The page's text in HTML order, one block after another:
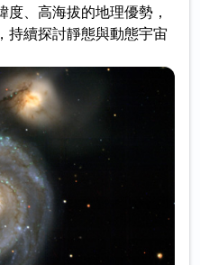
、高海拔的地理優勢，
持續探討靜態與動態宇宙